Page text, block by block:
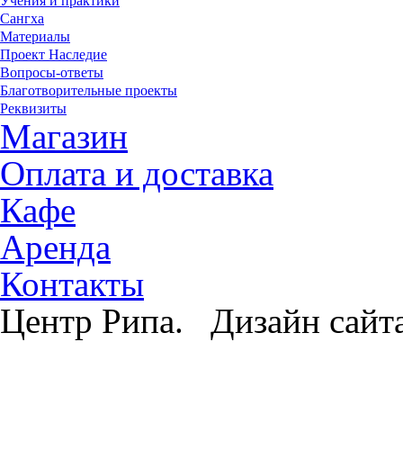
Сангха
Материалы
Проект Наследие
Вопросы-ответы
Благотворительные проекты
Реквизиты
Магазин
Оплата и доставка
Кафе
Аренда
Контакты
Центр Рипа. Дизайн